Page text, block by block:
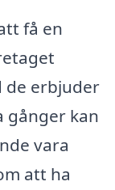
få en
de erbjuder
gånger kan
vara
att ha